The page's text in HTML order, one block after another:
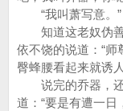
“我叫萧写意。”
知道这老奴伪善
依不饶的说道：“
臀蜂腰看起来就诱
说完的乔器，还
道：“要是有遭一